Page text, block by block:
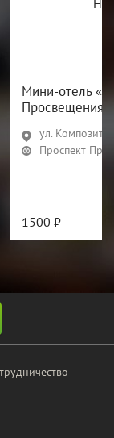
Мини-отель
Просвещения
ул.
Проспект
1500 ₽